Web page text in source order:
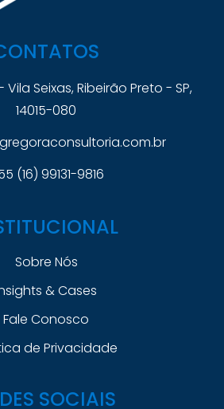
Vila Seixas, Ribeirão Preto - SP,
14015-080
(16) 99131-9816
Sobre Nós
& Cases
Fale Conosco
de Privacidade
SOCIAIS